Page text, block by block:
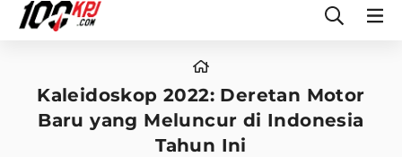
Kaleidoskop 2022: Deretan Motor
Baru yang Meluncur di Indonesia
Tahun Ini